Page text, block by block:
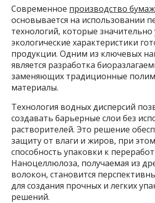
Современное производство
основывается на использовании
технологий, которые
экологические характеристики
продукции. Одним из ключевых
является разработка
заменяющих традиционные
материалы.
Технология водных дисперсий
создавать барьерные слои без
растворителей. Это решение
защиту от влаги и жиров, при
способность упаковки к
Наноцеллюлоза, получаемая из
волокон, становится
для создания прочных и легких
решений.